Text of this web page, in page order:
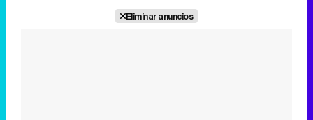
Eliminar anuncios